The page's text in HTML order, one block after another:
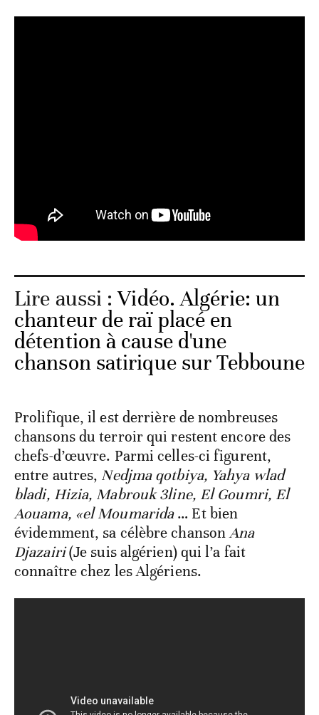
Lire aussi :Vidéo. Algérie: un
chanteur de raï placé en
détention à cause d'une
chanson satirique sur Tebboune
Prolifique, il est derrière de nombreuses
chansons du terroir qui restent encore des
chefs-d’œuvre. Parmi celles-ci figurent,
entre autres, Nedjma qotbiya, Yahya wlad
bladi, Hizia, Mabrouk 3line, El Goumri, El
Aouama, «el Moumarida… Et bien
évidemment, sa célèbre chansonAna
Djazairi(Je suis algérien) qui l’a fait
connaître chez les Algériens.